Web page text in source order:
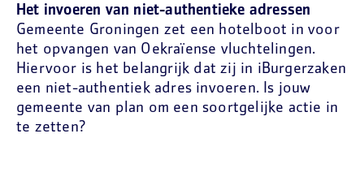
Het invoeren van niet-authentieke adressen
Gemeente Groningen zet een hotelboot in voor
het opvangen van Oekraïense vluchtelingen.
Hiervoor is het belangrijk dat zij in iBurgerzaken
een niet-authentiek adres invoeren. Is jouw
gemeente van plan om een soortgelijke actie in
te zetten?